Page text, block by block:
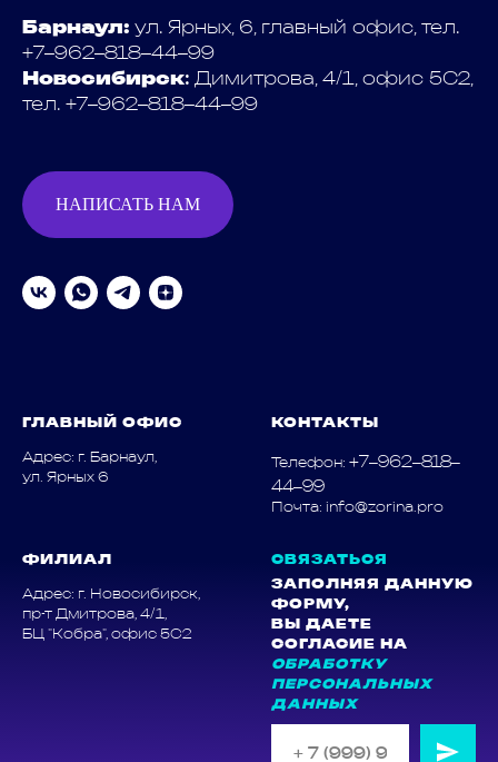
Барнаул: ул. Ярных, 6, главный офис, тел.
+7‒962‒818‒44‒99
Новосибирск: Димитрова, 4/1, офис 5С2,
тел. +7‒962‒818‒44‒99
НАПИСАТЬ НАМ
ГЛАВНЫЙ ОФИС
Адрес: г. Барнаул,
ул. Ярных 6
КОНТАКТЫ
Телефон: +7‒962‒818‒
44‒99
Почта: info@zorina.pro
ФИЛИАЛ
Адрес: г. Новосибирск,
пр-т Дмитрова, 4/1,
БЦ "Кобра", офис 5С2
СВЯЗАТЬСЯ
ЗАПОЛНЯЯ ДАННУЮ
ФОРМУ,
ВЫ ДАЕТЕ
СОГЛАСИЕ НА
ОБРАБОТКУ
ПЕРСОНАЛЬНЫХ
ДАННЫХ